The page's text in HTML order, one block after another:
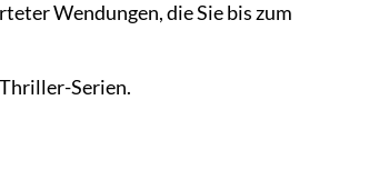
Wendungen, die Sie bis zum
Serien.